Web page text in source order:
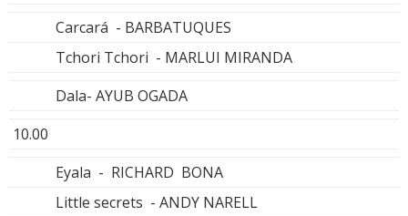
Carcará - BARBATUQUES
Tchori Tchori - MARLUI MIRANDA
Dala- AYUB OGADA
10.00
Eyala - RICHARD BONA
Little secrets - ANDY NARELL